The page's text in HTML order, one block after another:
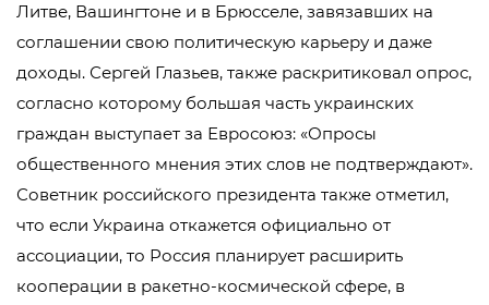
Литве, Вашингтоне и в Брюсселе, завязавших на
соглашении свою политическую карьеру и даже
доходы. Сергей Глазьев, также раскритиковал опрос,
согласно которому большая часть украинских
граждан выступает за Евросоюз: «Опросы
общественного мнения этих слов не подтверждают».
Советник российского президента также отметил,
что если Украина откажется официально от
ассоциации, то Россия планирует расширить
кооперации в ракетно-космической сфере, в